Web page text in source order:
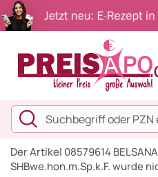
Der Artikel 08579614
SHBwe.hon.m.Sp.k.F. wurde